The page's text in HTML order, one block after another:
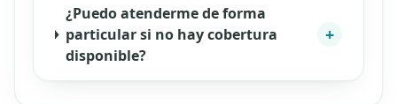
¿Puedo atenderme de forma
particular si no hay cobertura
disponible?
+